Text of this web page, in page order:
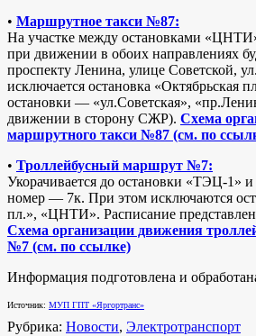
• Маршрутное такси №87:
На участке между остановками
при движении в обоих направлениях
проспекту Ленина, улице Советской,
исключается остановка «Октябрьская
остановки — «ул.Советская»,
движении в сторону СЖР). Схема
маршрутного такси №87 (см. по
• Троллейбусный маршрут №7:
Укорачивается до остановки «ТЭЦ-1»
номер — 7к. При этом исключаются
пл.», «ЦНТИ». Расписание
Схема организации движения
№7 (см. по ссылке)
Информация подготовлена и
Источник: МУП ГПТ «Яргортранс»
Рубрика: Новости, Электротранспорт